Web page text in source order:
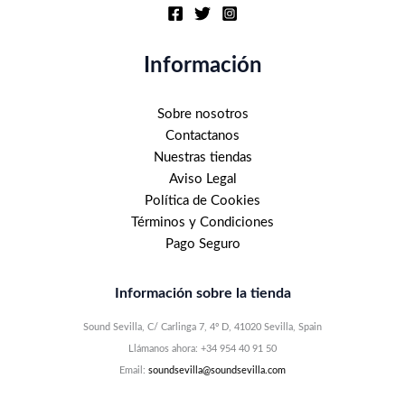
Información
Sobre nosotros
Contactanos
Nuestras tiendas
Aviso Legal
Política de Cookies
Términos y Condiciones
Pago Seguro
Información sobre la tienda
Sound Sevilla, C/ Carlinga 7, 4º D, 41020 Sevilla, Spain
Llámanos ahora: +34 954 40 91 50
Email: soundsevilla@soundsevilla.com